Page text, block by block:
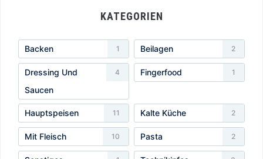
KATEGORIEN
Backen 1 Beilagen 2
Dressing Und
Saucen
4 Fingerfood 1
Hauptspeisen 11 Kalte Küche 2
Mit Fleisch 10 Pasta 2